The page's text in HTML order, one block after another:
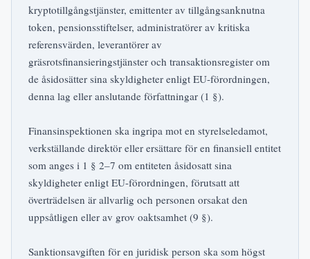
kryptotillgångstjänster, emittenter av tillgångsanknutna
token, pensionsstiftelser, administratörer av kritiska
referensvärden, leverantörer av
gräsrotsfinansieringstjänster och transaktionsregister om
de åsidosätter sina skyldigheter enligt EU-förordningen,
denna lag eller anslutande författningar (1 §).
Finansinspektionen ska ingripa mot en styrelseledamot,
verkställande direktör eller ersättare för en finansiell entitet
som anges i 1 § 2–7 om entiteten åsidosatt sina
skyldigheter enligt EU-förordningen, förutsatt att
överträdelsen är allvarlig och personen orsakat den
uppsåtligen eller av grov oaktsamhet (9 §).
Sanktionsavgiften för en juridisk person ska som högst